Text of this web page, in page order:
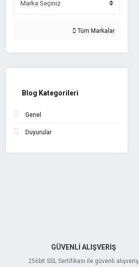
Tüm Markalar
Blog Kategorileri
Genel
Duyurular
GÜVENLİ ALIŞVERİŞ
256bit SSL Sertifikası ile güvenli alışveriş